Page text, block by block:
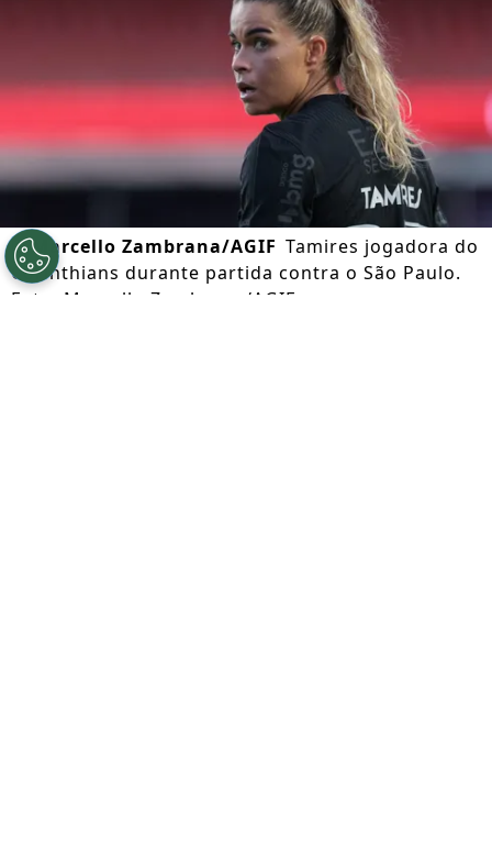
©Marcello Zambrana/AGIF Tamires jogadora do
Corinthians durante partida contra o São Paulo.
Foto: Marcello Zambrana/AGIF